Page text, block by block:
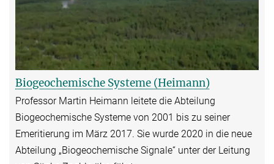
Biogeochemische Systeme (Heimann)
Professor Martin Heimann leitete die Abteilung
Biogeochemische Systeme von 2001 bis zu seiner
Emeritierung im März 2017. Sie wurde 2020 in die neue
Abteilung „Biogeochemische Signale“ unter der Leitung